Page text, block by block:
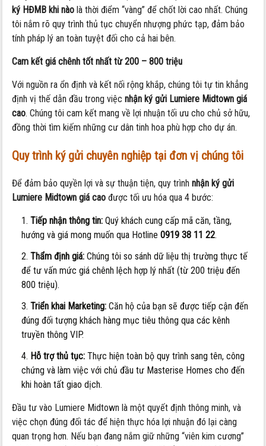
ký HĐMB khi nào là thời điểm “vàng” để chốt lời cao nhất. Chúng
tôi nắm rõ quy trình thủ tục chuyển nhượng phức tạp, đảm bảo
tính pháp lý an toàn tuyệt đối cho cả hai bên.
Cam kết giá chênh tốt nhất từ 200 – 800 triệu
Với nguồn ra ổn định và kết nối rộng khắp, chúng tôi tự tin khẳng
định vị thế dẫn đầu trong việcnhận ký gửi Lumiere Midtown giá
cao. Chúng tôi cam kết mang về lợi nhuận tối ưu cho chủ sở hữu,
đồng thời tìm kiếm những cư dân tinh hoa phù hợp cho dự án.
Quy trình ký gửi chuyên nghiệp tại đơn vị chúng tôi
Để đảm bảo quyền lợi và sự thuận tiện, quy trìnhnhận ký gửi
Lumiere Midtown giá cao được tối ưu hóa qua 4 bước:
Tiếp nhận thông tin: Quý khách cung cấp mã căn, tầng,
hướng và giá mong muốn qua Hotline0919 38 11 22.
Thẩm định giá: Chúng tôi so sánh dữ liệu thị trường thực tế
để tư vấn mức giá chênh lệch hợp lý nhất (từ 200 triệu đến
800 triệu).
Triển khai Marketing: Căn hộ của bạn sẽ được tiếp cận đến
đúng đối tượng khách hàng mục tiêu thông qua các kênh
truyền thông VIP.
Hỗ trợ thủ tục: Thực hiện toàn bộ quy trình sang tên, công
chứng và làm việc với chủ đầu tư Masterise Homes cho đến
khi hoàn tất giao dịch.
Đầu tư vào Lumiere Midtown là một quyết định thông minh, và
việc chọn đúng đối tác để hiện thực hóa lợi nhuận đó lại càng
quan trọng hơn. Nếu bạn đang nắm giữ những “viên kim cương”